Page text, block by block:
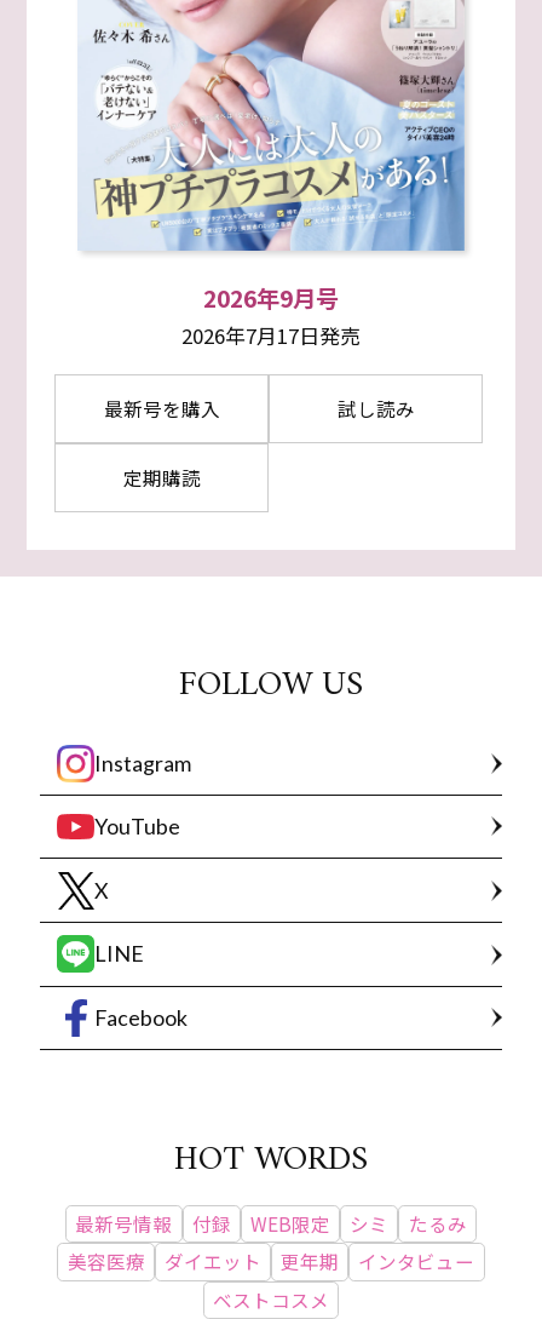
2026年9月号
2026年7月17日発売
最新号を購入 試し読み
定期購読
FOLLOW US
Instagram
YouTube
X
LINE
Facebook
HOT WORDS
最新号情報 付録 WEB限定 シミ
たるみ
美容医療
ダイエット 更年期
インタビュー
ベストコスメ